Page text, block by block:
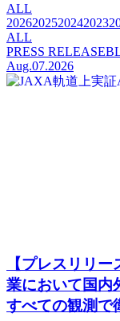
ALL
2026202520242023
ALL
PRESS RELEASE
Aug.07.2026
【プレスリリ
業において国内
すべての観測で